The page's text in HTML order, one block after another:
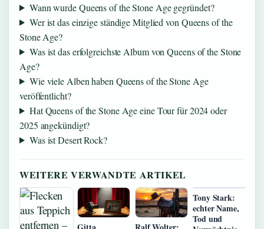
Wann wurde Queens of the Stone Age gegründet?
Wer ist das einzige ständige Mitglied von Queens of the
Stone Age?
Was ist das erfolgreichste Album von Queens of the Stone
Age?
Wie viele Alben haben Queens of the Stone Age
veröffentlicht?
Hat Queens of the Stone Age eine Tour für 2024 oder
2025 angekündigt?
Was ist Desert Rock?
WEITERE VERWANDTE ARTIKEL
Tony Stark:
echter Name,
Tod und